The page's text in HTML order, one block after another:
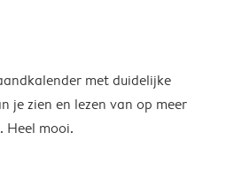
met duidelijke
je zien en lezen van op meer
Heel mooi.